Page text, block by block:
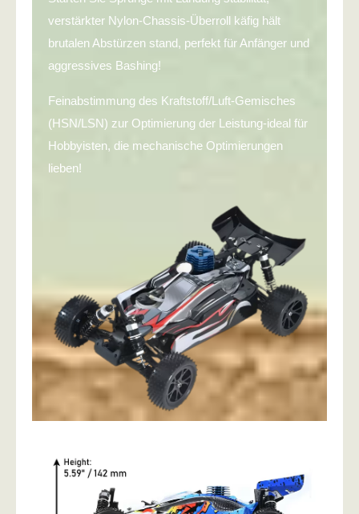
verstärkter Nylon-Chassis-Überroll käfig hält
brutalen Abstürzen stand, perfekt für Anfänger und
aggressives Bashing!
Feinabstimmung des Kraftstoff/Luft-Gemisches
(HSN/LSN) zur Optimierung der Leistung-ideal für
Hobbyisten, die mechanische Optimierungen
lieben!